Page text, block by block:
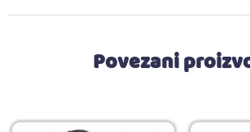
Povezani